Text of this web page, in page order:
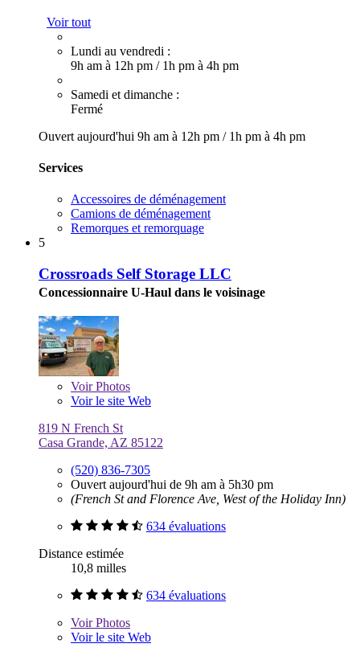
Voir tout
Lundi au vendredi :
9h am à 12h pm / 1h pm à 4h pm
Samedi et dimanche :
Fermé
Ouvert aujourd'hui 9h am à 12h pm / 1h pm à 4h pm
Services
Accessoires de déménagement
Camions de déménagement
Remorques et remorquage
5
Crossroads Self Storage LLC
Concessionnaire U-Haul dans le voisinage
VoirPhotos
Voir le site Web
819 N French St
Casa Grande, AZ 85122
(520) 836-7305
Ouvert aujourd'hui de 9h am à 5h30 pm
(French St and Florence Ave, West of the Holiday Inn)
634 évaluations
Distance estimée
10,8 milles
634 évaluations
VoirPhotos
Voir le site Web